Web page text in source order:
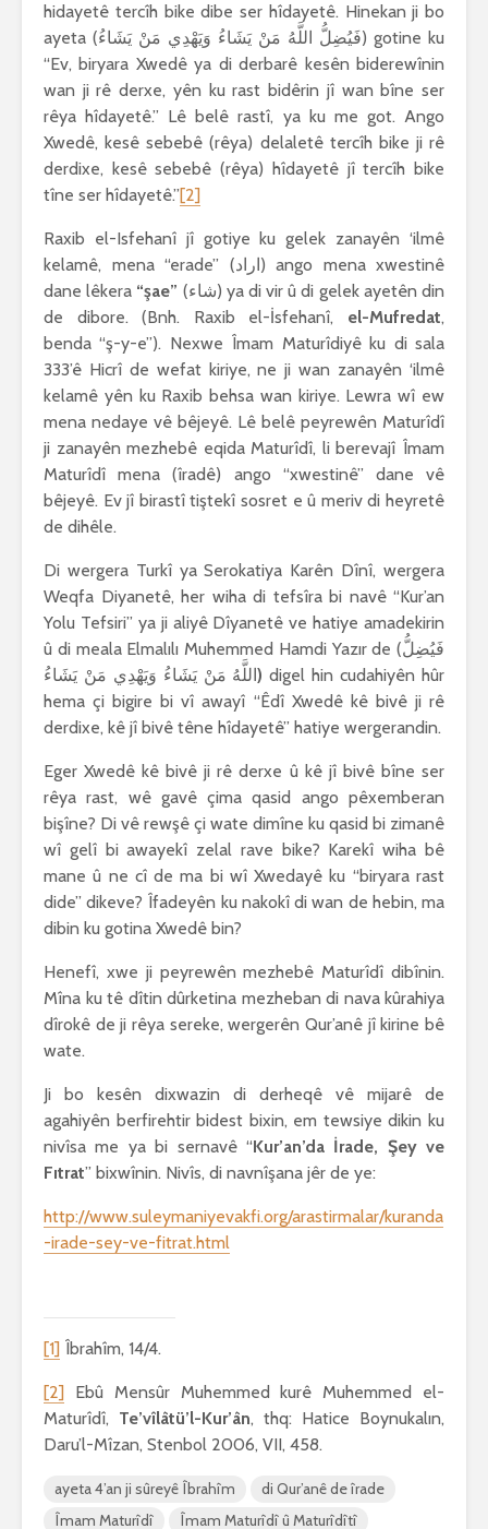
hidayetê tercîh bike dibe ser hîdayetê. Hinekan ji bo
ayeta (فَيُضِلُّ اللَّهُ مَنْ يَشَاءُ وَيَهْدِي مَنْ يَشَاءُ) gotine ku
“Ev, biryara Xwedê ya di derbarê kesên biderewînin
wan ji rê derxe, yên ku rast bidêrin jî wan bîne ser
rêya hîdayetê.” Lê belê rastî, ya ku me got. Ango
Xwedê, kesê sebebê (rêya) delaletê tercîh bike ji rê
derdixe, kesê sebebê (rêya) hîdayetê jî tercîh bike
tîne ser hîdayetê.”[2]
Raxib el-Isfehanî jî gotiye ku gelek zanayên ‘ilmê
kelamê, mena “erade” (اراد) ango mena xwestinê
dane lêkera “şae” (شاء) ya di vir û di gelek ayetên din
de dibore. (Bnh. Raxib el-İsfehanî, el-Mufredat,
benda “ş-y-e”). Nexwe Îmam Maturîdiyê ku di sala
333’ê Hicrî de wefat kiriye, ne ji wan zanayên ‘ilmê
kelamê yên ku Raxib behsa wan kiriye. Lewra wî ew
mena nedaye vê bêjeyê. Lê belê peyrewên Maturîdî
ji zanayên mezhebê eqida Maturîdî, li berevajî Îmam
Maturîdî mena (îradê) ango “xwestinê” dane vê
bêjeyê. Ev jî birastî tiştekî sosret e û meriv di heyretê
de dihêle.
Di wergera Turkî ya Serokatiya Karên Dînî, wergera
Weqfa Diyanetê, her wiha di tefsîra bi navê “Kur’an
Yolu Tefsiri” ya ji aliyê Dîyanetê ve hatiye amadekirin
û di meala Elmalılı Muhemmed Hamdi Yazır de (فَيُضِلُّ
اللَّهُ مَنْ يَشَاءُ وَيَهْدِي مَنْ يَشَاءُ)digel hin cudahiyên hûr
hema çi bigire bi vî awayî “Êdî Xwedê kê bivê ji rê
derdixe, kê jî bivê têne hîdayetê” hatiye wergerandin.
Eger Xwedê kê bivê ji rê derxe û kê jî bivê bîne ser
rêya rast, wê gavê çima qasid ango pêxemberan
bişîne? Di vê rewşê çi wate dimîne ku qasid bi zimanê
wî gelî bi awayekî zelal rave bike? Karekî wiha bê
mane û ne cî de ma bi wî Xwedayê ku “biryara rast
dide” dikeve? Îfadeyên ku nakokî di wan de hebin, ma
dibin ku gotina Xwedê bin?
Henefî, xwe ji peyrewên mezhebê Maturîdî dibînin.
Mîna ku tê dîtin dûrketina mezheban di nava kûrahiya
dîrokê de ji rêya sereke, wergerên Qur’anê jî kirine bê
wate.
Ji bo kesên dixwazin di derheqê vê mijarê de
agahiyên berfirehtir bidest bixin, em tewsiye dikin ku
nivîsa me ya bi sernavê “Kur’an’da İrade, Şey ve
Fıtrat” bixwînin. Nivîs, di navnîşana jêr de ye:
http://www.suleymaniyevakfi.org/arastirmalar/kuranda
-irade-sey-ve-fitrat.html
[1] Îbrahîm, 14/4.
[2] Ebû Mensûr Muhemmed kurê Muhemmed el-
Maturîdî, Te’vîlâtü’l-Kur’ân, thq: Hatice Boynukalın,
Daru’l-Mîzan, Stenbol 2006, VII, 458.
ayeta 4’an ji sûreyê Îbrahîm
di Qur’anê de îrade
Îmam Maturîdî
Îmam Maturîdî û Maturîdîtî